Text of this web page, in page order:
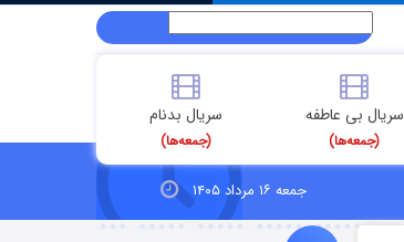
سریال بی عاطفه
(جمعه‌ها)
سریال بدنام
(جمعه‌ها)
جمعه ۱۶ مرداد ۱۴۰۵